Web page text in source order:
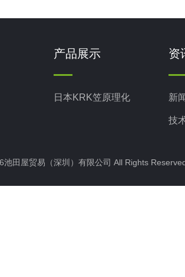
产品展示
日本KRK笠原理化
资
新
技
池田屋贸易（深圳）有限公司 All Rights